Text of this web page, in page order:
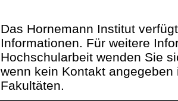
Das Hornemann Institut
Informationen. Für weitere
Hochschularbeit wenden Sie
wenn kein Kontakt
Fakultäten.